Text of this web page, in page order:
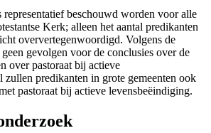
representatief beschouwd worden voor alle
Kerk; alleen het aantal predikanten
oververtegenwoordigd. Volgens de
gevolgen voor de conclusies over de
over pastoraat bij actieve
zullen predikanten in grote gemeenten ook
pastoraat bij actieve levensbeëindiging.